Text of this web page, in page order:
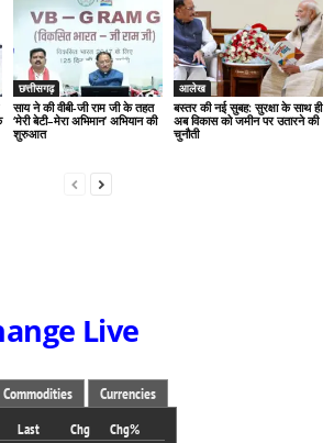
छत्तीसगढ़
साय ने की वीबी-जी राम जी के तहत
‘मेरी बेटी–मेरा अभिमान’ अभियान की
शुरुआत
आलेख
बस्तर की नई सुबह: सुरक्षा के साथ ही
अब विकास को जमीन पर उतारने की
चुनौती
Live